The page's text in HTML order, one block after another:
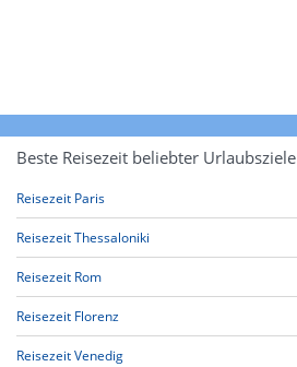
Beste Reisezeit beliebter Urlaubsziele
Reisezeit Paris
Reisezeit Thessaloniki
Reisezeit Rom
Reisezeit Florenz
Reisezeit Venedig